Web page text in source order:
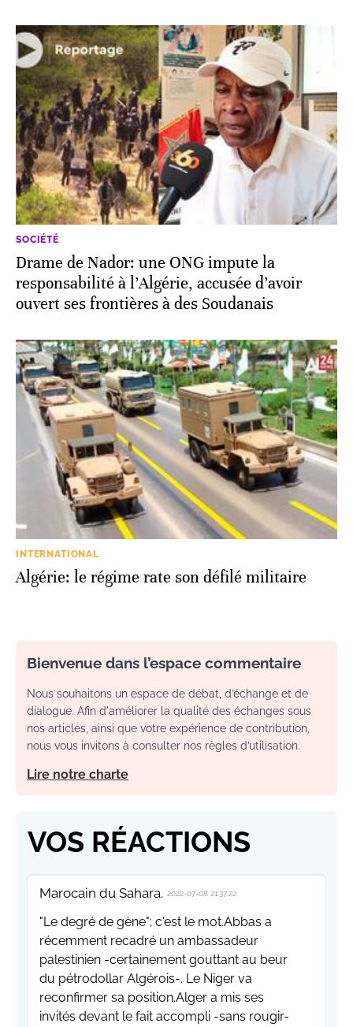
SOCIÉTÉ
Drame de Nador: une ONG impute la
responsabilité à l’Algérie, accusée d’avoir
ouvert ses frontières à des Soudanais
INTERNATIONAL
Algérie: le régime rate son défilé militaire
Bienvenue dans l’espace commentaire
Nous souhaitons un espace de débat, d’échange et de
dialogue. Afin d'améliorer la qualité des échanges sous
nos articles, ainsi que votre expérience de contribution,
nous vous invitons à consulter nos règles d’utilisation.
Lire notre charte
VOS RÉACTIONS
Marocain du Sahara. 2022-07-08 21:37:22
"Le degré de gène"; c'est le mot.Abbas a
récemment recadré un ambassadeur
palestinien -certainement gouttant au beur
du pétrodollar Algérois-. Le Niger va
reconfirmer sa position.Alger a mis ses
invités devant le fait accompli -sans rougir-